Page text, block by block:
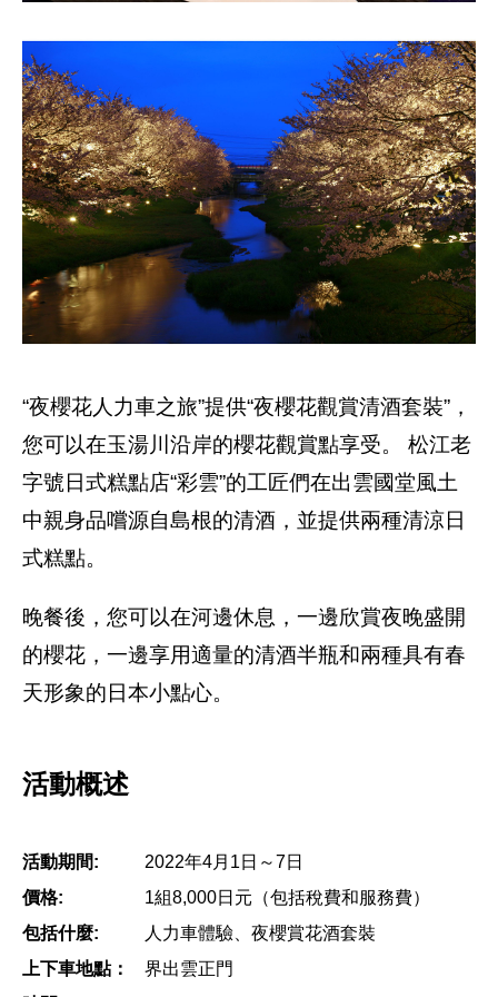
“夜櫻花人力車之旅”提供“夜櫻花觀賞清酒套裝”，
您可以在玉湯川沿岸的櫻花觀賞點享受。 松江老
字號日式糕點店“彩雲”的工匠們在出雲國堂風土
中親身品嚐源自島根的清酒，並提供兩種清涼日
式糕點。
晚餐後，您可以在河邊休息，一邊欣賞夜晚盛開
的櫻花，一邊享用適量的清酒半瓶和兩種具有春
天形象的日本小點心。
活動概述
活動期間:
2022年4月1日～7日
價格:
1組8,000日元（包括稅費和服務費）
包括什麼:
人力車體驗、夜櫻賞花酒套裝
上下車地點：
界出雲正門